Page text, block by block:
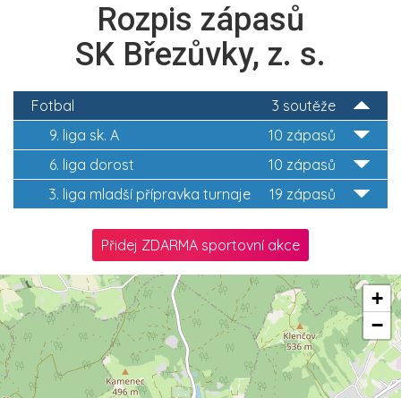
Rozpis zápasů
SK Březůvky, z. s.
3 soutěže
Fotbal
10 zápasů
9. liga sk. A
10 zápasů
6. liga dorost
19 zápasů
3. liga mladší přípravka turnaje
Přidej ZDARMA sportovní akce
+
−